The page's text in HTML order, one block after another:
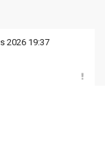
2026 19:37